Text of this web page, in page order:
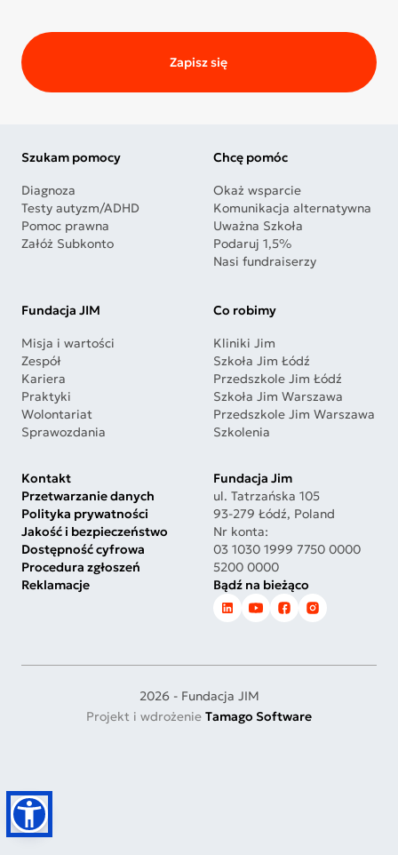
Zapisz się
Szukam pomocy
Diagnoza
Testy autyzm/ADHD
Pomoc prawna
Załóż Subkonto
Chcę pomóc
Okaż wsparcie
Komunikacja alternatywna
Uważna Szkoła
Podaruj 1,5%
Nasi fundraiserzy
Fundacja JIM
Misja i wartości
Zespół
Kariera
Praktyki
Wolontariat
Sprawozdania
Co robimy
Kliniki Jim
Szkoła Jim Łódź
Przedszkole Jim Łódź
Szkoła Jim Warszawa
Przedszkole Jim Warszawa
Szkolenia
Kontakt
Przetwarzanie danych
Polityka prywatności
Jakość i bezpieczeństwo
Dostępność cyfrowa
Procedura zgłoszeń
Reklamacje
Fundacja Jim
ul. Tatrzańska 105
93-279 Łódź, Poland
Nr konta:
03 1030 1999 7750 0000
5200 0000
Bądź na bieżąco
2026 - Fundacja JIM
Projekt i wdrożenie Tamago Software